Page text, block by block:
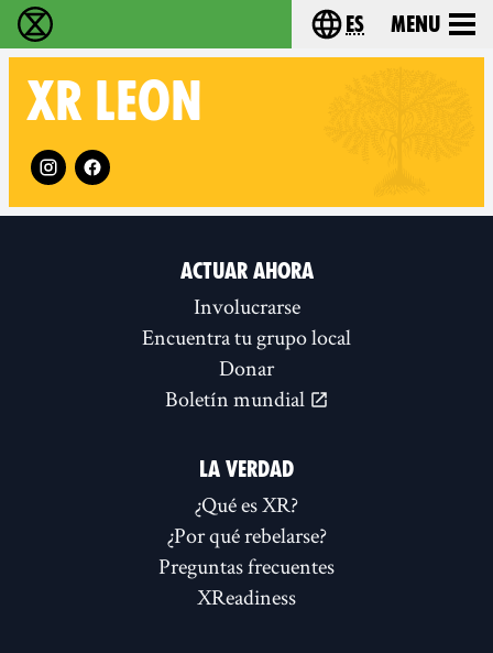
extinction rebellion - Home Choose your
es Menu
XR LEON
Follow XR Leon on
ACTUAR AHORA
Involucrarse
Encuentra tu grupo local
Donar
Boletín mundial
LA VERDAD
¿Qué es XR?
¿Por qué rebelarse?
Preguntas frecuentes
XReadiness